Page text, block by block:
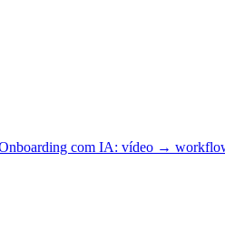
com IA: vídeo →